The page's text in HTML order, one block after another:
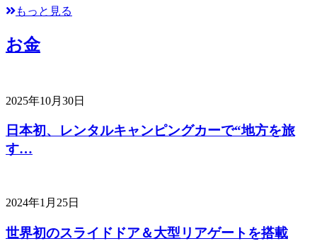
もっと見る
お金
2025年10月30日
日本初、レンタルキャンピングカーで“地方を旅
す…
2024年1月25日
世界初のスライドドア＆大型リアゲートを搭載